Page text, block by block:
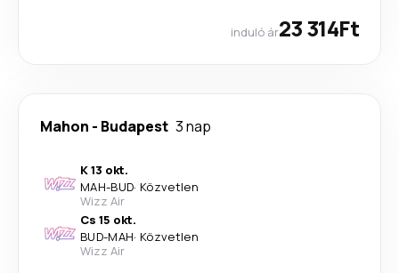
induló ár23 314Ft
Mahon - Budapest 3 nap
K 13 okt.
MAH-BUD· Közvetlen
Wizz Air
Cs 15 okt.
BUD-MAH· Közvetlen
Wizz Air